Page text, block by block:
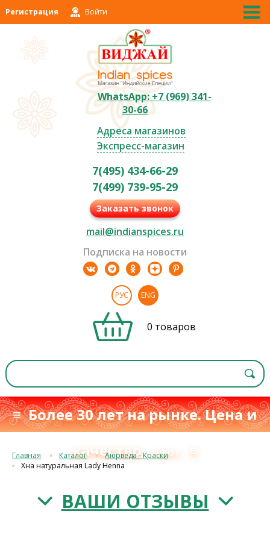
Регистрация Войти
WhatsApp: +7 (969) 341-
30-66
Адреса магазинов
Экспресс-магазин
7(495) 434-66-29
7(499) 739-95-29
Заказать звонок
mail@indianspices.ru
Подписка на новости
РУС ENG
0 товаров
≡ Более 30 лет на рынке. Цена и
качествос 1993 г. ≡
Главная Каталог
Аюрведа - Краски
Хна натуральная Lady Henna
ВАШИ ОТЗЫВЫ